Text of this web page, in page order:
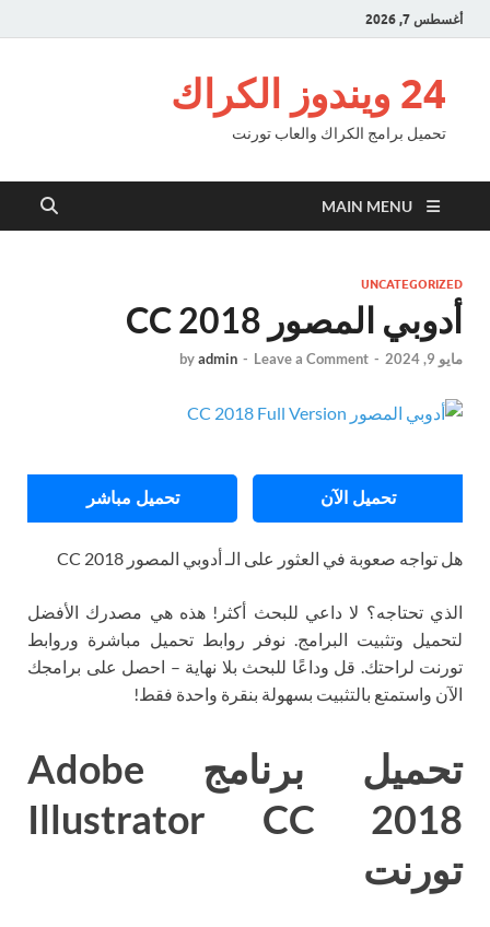
أغسطس 7, 2026
24 ويندوز الكراك
تحميل برامج الكراك والعاب تورنت
MAIN MENU
UNCATEGORIZED
أدوبي المصور CC 2018
مايو 9, 2024 -
byadmin - Leave a Comment
تحميل الآن تحميل مباشر
هل تواجه صعوبة في العثور على الـ أدوبي المصور CC 2018
الذي تحتاجه؟ لا داعي للبحث أكثر! هذه هي مصدرك الأفضل
لتحميل وتثبيت البرامج. نوفر روابط تحميل مباشرة وروابط
تورنت لراحتك. قل وداعًا للبحث بلا نهاية – احصل على برامجك
الآن واستمتع بالتثبيت بسهولة بنقرة واحدة فقط!
تحميل برنامج Adobe
Illustrator CC 2018
تورنت